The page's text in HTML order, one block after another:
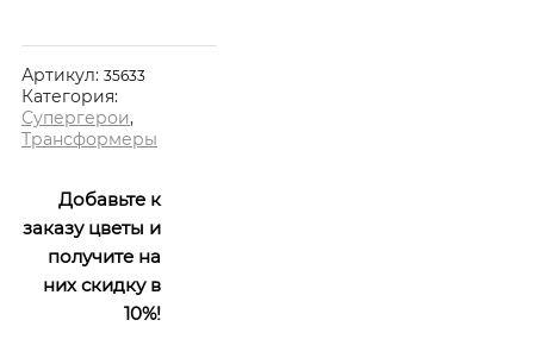
Артикул: 35633
Категория:
Супергерои,
Трансформеры
Добавьте к
заказу цветы и
получите на
них скидку в
10%!